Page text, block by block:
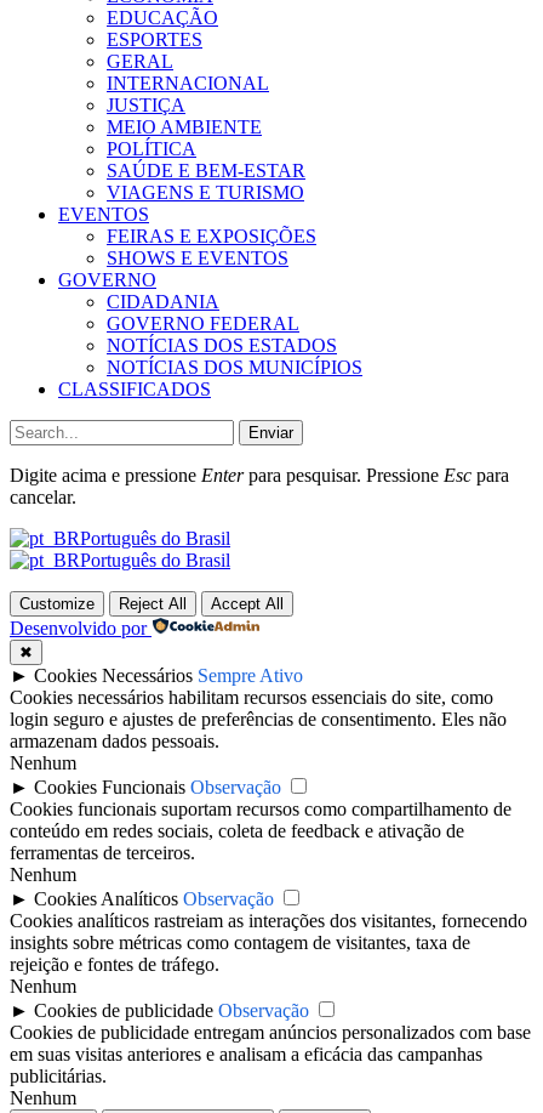
EDUCAÇÃO
ESPORTES
GERAL
INTERNACIONAL
JUSTIÇA
MEIO AMBIENTE
POLÍTICA
SAÚDE E BEM-ESTAR
VIAGENS E TURISMO
EVENTOS
FEIRAS E EXPOSIÇÕES
SHOWS E EVENTOS
GOVERNO
CIDADANIA
GOVERNO FEDERAL
NOTÍCIAS DOS ESTADOS
NOTÍCIAS DOS MUNICÍPIOS
CLASSIFICADOS
Enviar
Digite acima e pressione Enterpara pesquisar. Pressione Esc para
cancelar.
Português do Brasil
Português do Brasil
Customize Reject All Accept All
Desenvolvido por
✖
► Cookies Necessários Sempre Ativo
Cookies necessários habilitam recursos essenciais do site, como
login seguro e ajustes de preferências de consentimento. Eles não
armazenam dados pessoais.
Nenhum
► Cookies Funcionais Observação
Cookies funcionais suportam recursos como compartilhamento de
conteúdo em redes sociais, coleta de feedback e ativação de
ferramentas de terceiros.
Nenhum
► Cookies Analíticos Observação
Cookies analíticos rastreiam as interações dos visitantes, fornecendo
insights sobre métricas como contagem de visitantes, taxa de
rejeição e fontes de tráfego.
Nenhum
► Cookies de publicidade Observação
Cookies de publicidade entregam anúncios personalizados com base
em suas visitas anteriores e analisam a eficácia das campanhas
publicitárias.
Nenhum